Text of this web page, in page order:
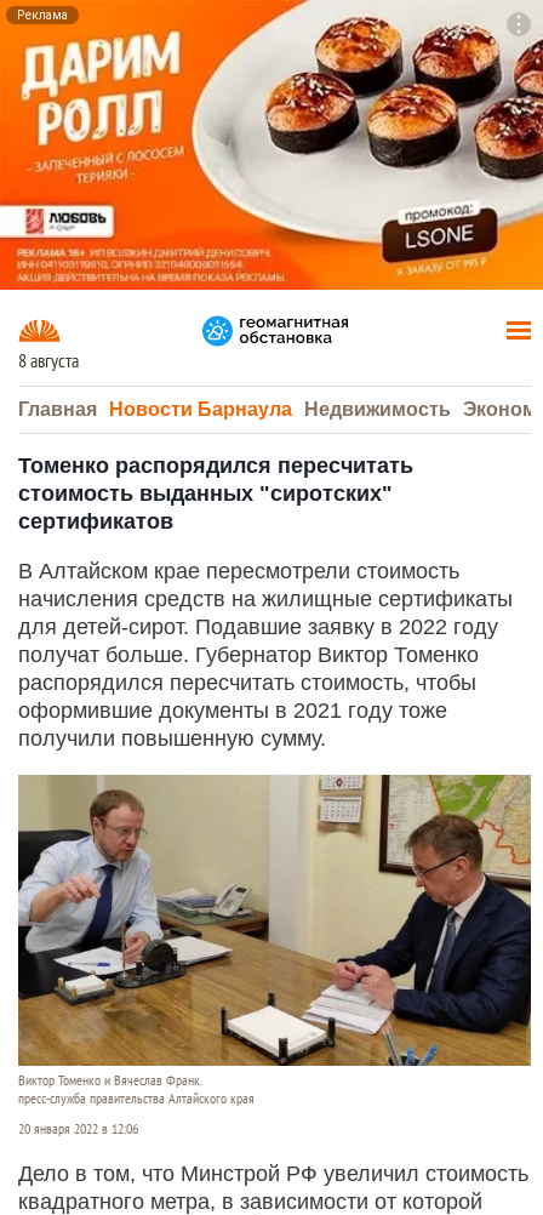
Реклама
8 августа
Главная Новости Барнаула Недвижимость
Томенко распорядился пересчитать
стоимость выданных "сиротских"
сертификатов
В Алтайском крае пересмотрели стоимость
начисления средств на жилищные сертификаты
для детей-сирот. Подавшие заявку в 2022 году
получат больше. Губернатор Виктор Томенко
распорядился пересчитать стоимость, чтобы
оформившие документы в 2021 году тоже
получили повышенную сумму.
Виктор Томенко и Вячеслав Франк.
пресс-служба правительства Алтайского края
20 января 2022 в 12:06
Дело в том, что Минстрой РФ увеличил стоимость
квадратного метра, в зависимости от которой